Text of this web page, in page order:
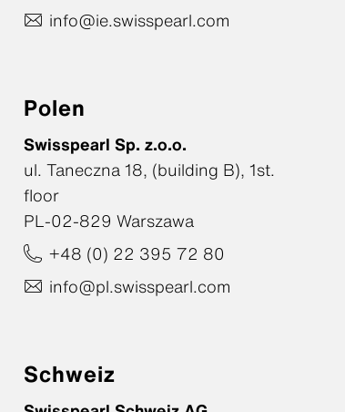
info@ie.swisspearl.com
Polen
Swisspearl Sp. z.o.o.
ul. Taneczna 18, (building B), 1st.
floor
PL-02-829 Warszawa
+48 (0) 22 395 72 80
info@pl.swisspearl.com
Schweiz